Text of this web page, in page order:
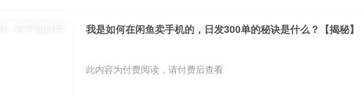
我是如何在闲鱼卖手机的，日发300单的秘诀是什么？【揭秘】
此内容为付费阅读，请付费后查看